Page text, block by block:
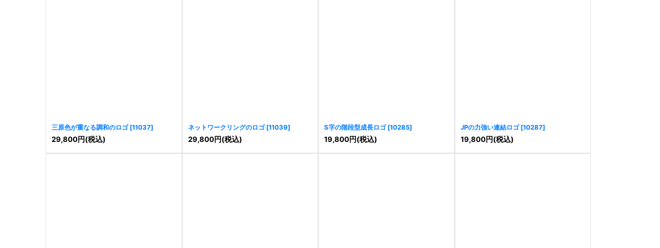
三原色が重なる調和のロゴ [11037]
29,800円(税込)
ネットワークリングのロゴ [11039]
29,800円(税込)
S字の階段型成長ロゴ [10285]
19,800円(税込)
JPの力強い連結ロゴ [10287]
19,800円(税込)